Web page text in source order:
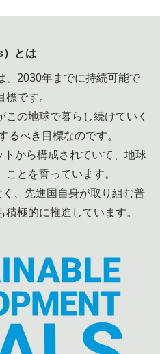
）とは
、2030年までに持続可能で
です。
の地球で暮らし続けていく
るべき目標なのです。
から構成されていて、地球
ことを誓っています。
、先進国自身が取り組む普
極的に推進しています。